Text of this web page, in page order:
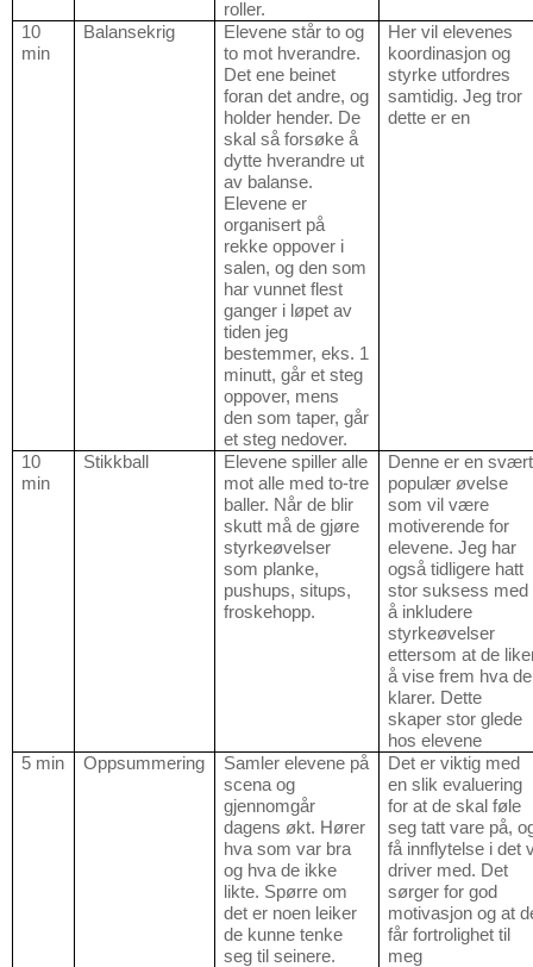
roller.
10
min
Balansekrig
Elevene står to og
to mot hverandre.
Det ene beinet
foran det andre, og
holder hender. De
skal så forsøke å
dytte hverandre ut
av balanse.
Elevene er
organisert på
rekke oppover i
salen, og den som
har vunnet flest
ganger i løpet av
tiden jeg
bestemmer, eks. 1
minutt, går et steg
oppover, mens
den som taper, går
et steg nedover.
Her vil elevenes
koordinasjon og
styrke utfordres
samtidig. Jeg tror
dette er en
10
min
Stikkball
Elevene spiller alle
mot alle med to-tre
baller. Når de blir
skutt må de gjøre
styrkeøvelser
som planke,
pushups, situps,
froskehopp.
Denne er en svært
populær øvelse
som vil være
motiverende for
elevene. Jeg har
også tidligere hatt
stor suksess med
å inkludere
styrkeøvelser
ettersom at de
å vise frem hva de
klarer. Dette
skaper stor glede
hos elevene
5 min
Oppsummering
Samler elevene på
scena og
gjennomgår
dagens økt. Hører
hva som var bra
og hva de ikke
likte. Spørre om
det er noen leiker
de kunne tenke
seg til seinere.
Det er viktig med
en slik evaluering
for at de skal føle
seg tatt vare på,
få innflytelse i det
driver med. Det
sørger for god
motivasjon og at
får fortrolighet til
meg